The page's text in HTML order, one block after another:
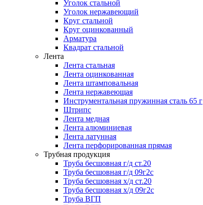
Уголок стальной
Уголок нержавеющий
Круг стальной
Круг оцинкованный
Арматура
Квадрат стальной
Лента
Лента стальная
Лента оцинкованная
Лента штамповальная
Лента нержавеющая
Инструментальная пружинная сталь 65 г
Штрипс
Лента медная
Лента алюминиевая
Лента латунная
Лента перфорированная прямая
Трубная продукция
Труба бесшовная г/д ст.20
Труба бесшовная г/д 09г2с
Труба бесшовная х/д ст.20
Труба бесшовная х/д 09г2с
Труба ВГП